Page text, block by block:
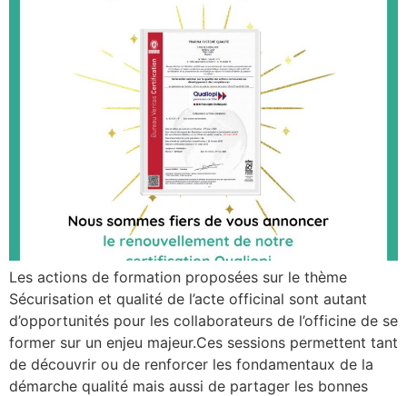
Les actions de formation proposées sur le thème
Sécurisation et qualité de l’acte officinal sont autant
d’opportunités pour les collaborateurs de l’officine de se
former sur un enjeu majeur.Ces sessions permettent tant
de découvrir ou de renforcer les fondamentaux de la
démarche qualité mais aussi de partager les bonnes